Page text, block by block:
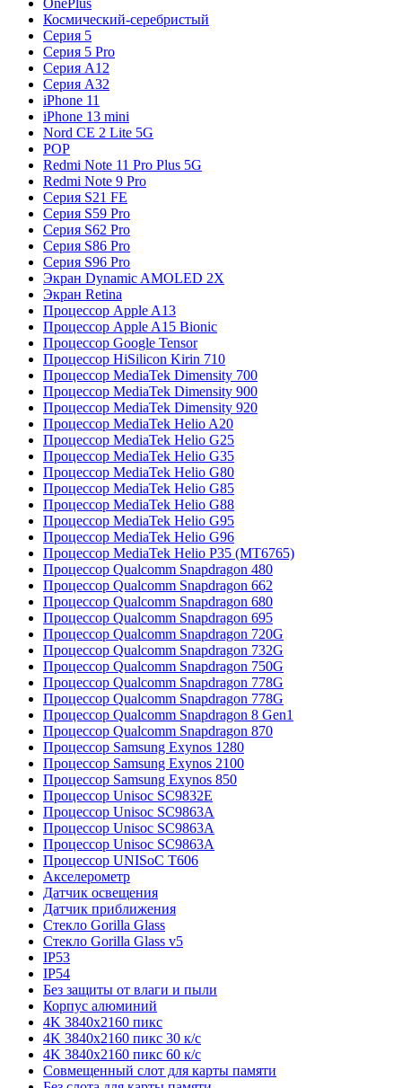
Космический-серебристый
Серия 5
Серия 5 Pro
Серия A12
Серия A32
iPhone 11
iPhone 13 mini
Nord CE 2 Lite 5G
POP
Redmi Note 11 Pro Plus 5G
Redmi Note 9 Pro
Серия S21 FE
Серия S59 Pro
Серия S62 Pro
Серия S86 Pro
Серия S96 Pro
Экран Dynamic AMOLED 2X
Экран Retina
Процессор Apple A13
Процессор Apple A15 Bionic
Процессор Google Tensor
Процессор HiSilicon Kirin 710
Процессор MediaTek Dimensity 700
Процессор MediaTek Dimensity 900
Процессор MediaTek Dimensity 920
Процессор MediaTek Helio A20
Процессор MediaTek Helio G25
Процессор MediaTek Helio G35
Процессор MediaTek Helio G80
Процессор MediaTek Helio G85
Процессор MediaTek Helio G88
Процессор MediaTek Helio G95
Процессор MediaTek Helio G96
Процессор MediaTek Helio P35 (MT6765)
Процессор Qualcomm Snapdragon 480
Процессор Qualcomm Snapdragon 662
Процессор Qualcomm Snapdragon 680
Процессор Qualcomm Snapdragon 695
Процессор Qualcomm Snapdragon 720G
Процессор Qualcomm Snapdragon 732G
Процессор Qualcomm Snapdragon 750G
Процессор Qualcomm Snapdragon 778G
Процессор Qualcomm Snapdragon 778G
Процессор Qualcomm Snapdragon 8 Gen1
Процессор Qualcomm Snapdragon 870
Процессор Samsung Exynos 1280
Процессор Samsung Exynos 2100
Процессор Samsung Exynos 850
Процессор Unisoc SC9832E
Процессор Unisoc SC9863A
Процессор Unisoc SC9863A
Процессор Unisoc SC9863A
Процессор UNISoC T606
Акселерометр
Датчик освещения
Датчик приближения
Стекло Gorilla Glass
Стекло Gorilla Glass v5
IP53
IP54
Без защиты от влаги и пыли
Корпус алюминий
4K 3840x2160 пикс
4K 3840x2160 пикс 30 к/с
4K 3840x2160 пикс 60 к/с
Совмещенный слот для карты памяти